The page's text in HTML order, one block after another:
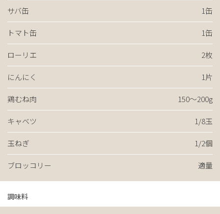
サバ缶 1缶
トマト缶 1缶
ローリエ 2枚
にんにく 1片
鶏むね肉 150～200g
キャベツ 1/8玉
玉ねぎ 1/2個
ブロッコリー 適量
調味料